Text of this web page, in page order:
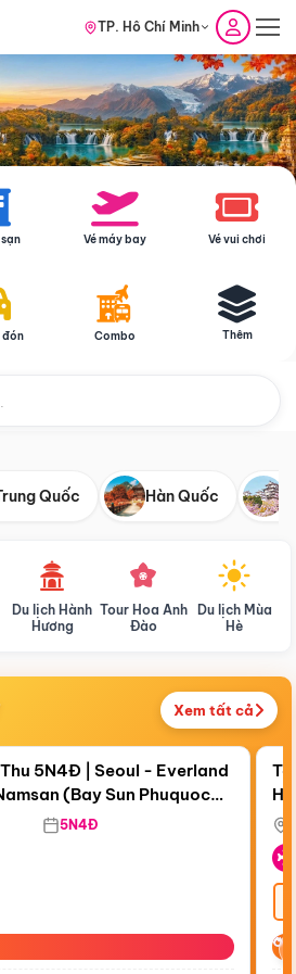
TP. Hồ Chí Minh
Vé máy bay Vé vui chơi
đón Combo Thêm
Quốc Hàn Quốc
Du lịch Hành
Hương
Tour Hoa Anh
Đào
Du lịch Mùa
Hè
Xem tất cả
Điểm nổi bật
5N4Đ | Seoul - Everland
(Bay Sun Phuquoc
5N4Đ